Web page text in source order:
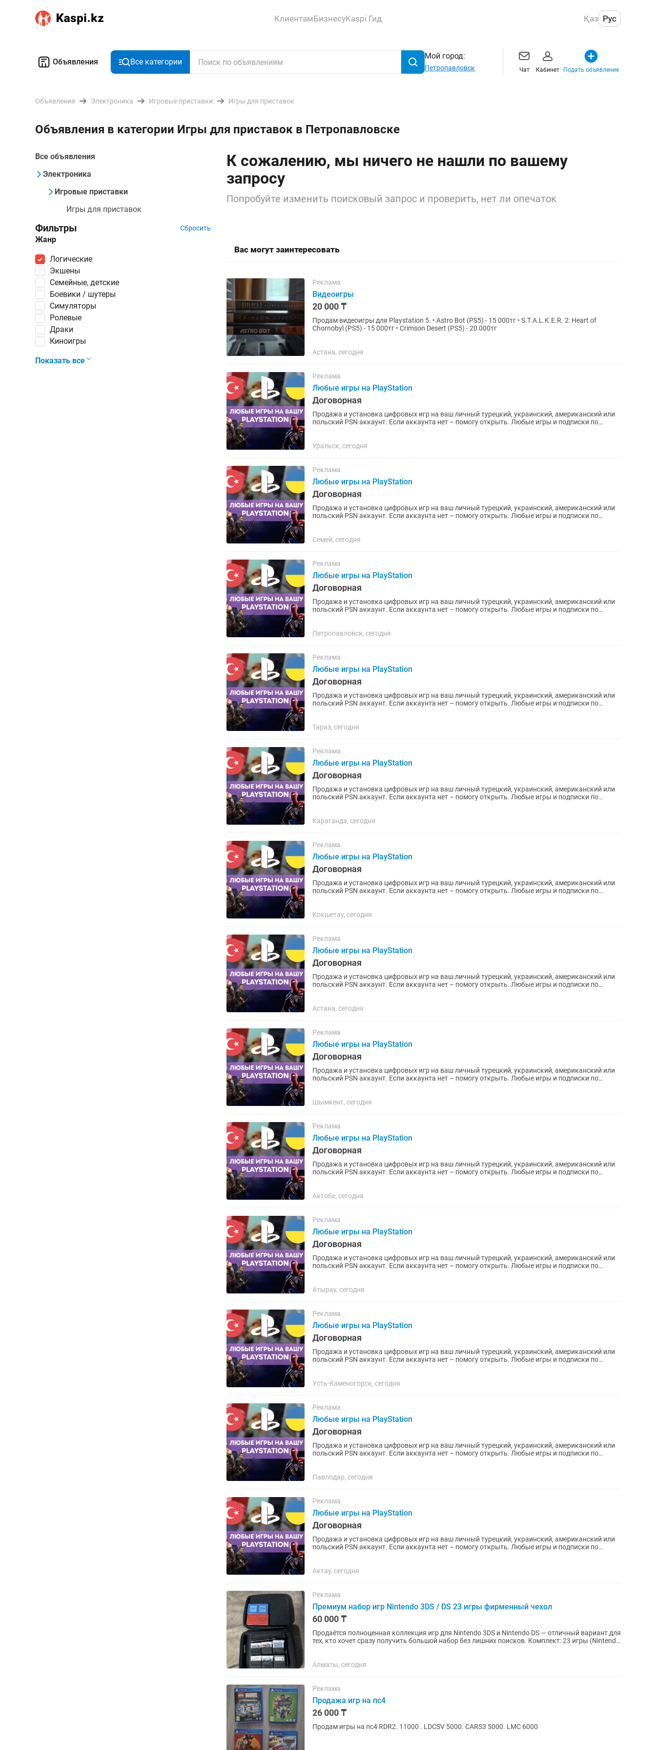
КлиентамБизнесуKaspi Гид Қаз Рус
Объявления Все категории
Мой город:
Петропавловск Чат Кабинет Подать объявление
Объявления Электроника Игровые приставки Игры для приставок
Объявления в категории Игры для приставок в Петропавловске
Все объявления
Электроника
Игровые приставки
Игры для приставок
Фильтры Сбросить
Жанр
логические
экшены
семейные, детские
боевики / шутеры
симуляторы
ролевые
драки
киноигры
Показать все
К сожалению, мы ничего не нашли по вашему
запросу
Попробуйте изменить поисковый запрос и проверить, нет ли опечаток
Вас могут заинтересовать
Реклама
Видеоигры
20 000 ₸
Продам видеоигры для Playstation 5. • Astro Bot (PS5) - 15 000тг • S.T.A.L.K.E.R. 2: Heart of
Chornobyl (PS5) - 15 000тг • Crimson Desert (PS5) - 20 000тг
Астана, сегодня
Реклама
Любые игры на PlayStation
Договорная
Продажа и установка цифровых игр на ваш личный турецкий, украинский, американский или
польский PSN аккаунт. Если аккаунта нет – помогу открыть. Любые игры и подписки по
Уральск, сегодня
Реклама
Любые игры на PlayStation
Договорная
Продажа и установка цифровых игр на ваш личный турецкий, украинский, американский или
польский PSN аккаунт. Если аккаунта нет – помогу открыть. Любые игры и подписки по
Семей, сегодня
Реклама
Любые игры на PlayStation
Договорная
Продажа и установка цифровых игр на ваш личный турецкий, украинский, американский или
польский PSN аккаунт. Если аккаунта нет – помогу открыть. Любые игры и подписки по
Петропавловск, сегодня
Реклама
Любые игры на PlayStation
Договорная
Продажа и установка цифровых игр на ваш личный турецкий, украинский, американский или
польский PSN аккаунт. Если аккаунта нет – помогу открыть. Любые игры и подписки по
Тараз, сегодня
Реклама
Любые игры на PlayStation
Договорная
Продажа и установка цифровых игр на ваш личный турецкий, украинский, американский или
польский PSN аккаунт. Если аккаунта нет – помогу открыть. Любые игры и подписки по
Караганда, сегодня
Реклама
Любые игры на PlayStation
Договорная
Продажа и установка цифровых игр на ваш личный турецкий, украинский, американский или
польский PSN аккаунт. Если аккаунта нет – помогу открыть. Любые игры и подписки по
Кокшетау, сегодня
Реклама
Любые игры на PlayStation
Договорная
Продажа и установка цифровых игр на ваш личный турецкий, украинский, американский или
польский PSN аккаунт. Если аккаунта нет – помогу открыть. Любые игры и подписки по
Астана, сегодня
Реклама
Любые игры на PlayStation
Договорная
Продажа и установка цифровых игр на ваш личный турецкий, украинский, американский или
польский PSN аккаунт. Если аккаунта нет – помогу открыть. Любые игры и подписки по
Шымкент, сегодня
Реклама
Любые игры на PlayStation
Договорная
Продажа и установка цифровых игр на ваш личный турецкий, украинский, американский или
польский PSN аккаунт. Если аккаунта нет – помогу открыть. Любые игры и подписки по
Актобе, сегодня
Реклама
Любые игры на PlayStation
Договорная
Продажа и установка цифровых игр на ваш личный турецкий, украинский, американский или
польский PSN аккаунт. Если аккаунта нет – помогу открыть. Любые игры и подписки по
Атырау, сегодня
Реклама
Любые игры на PlayStation
Договорная
Продажа и установка цифровых игр на ваш личный турецкий, украинский, американский или
польский PSN аккаунт. Если аккаунта нет – помогу открыть. Любые игры и подписки по
Усть-Каменогорск, сегодня
Реклама
Любые игры на PlayStation
Договорная
Продажа и установка цифровых игр на ваш личный турецкий, украинский, американский или
польский PSN аккаунт. Если аккаунта нет – помогу открыть. Любые игры и подписки по
Павлодар, сегодня
Реклама
Любые игры на PlayStation
Договорная
Продажа и установка цифровых игр на ваш личный турецкий, украинский, американский или
польский PSN аккаунт. Если аккаунта нет – помогу открыть. Любые игры и подписки по
Актау, сегодня
Реклама
Премиум набор игр Nintendo 3DS / DS 23 игры фирменный чехол
60 000 ₸
Продаётся полноценная коллекция игр для Nintendo 3DS и Nintendo DS — отличный вариант для
тех, кто хочет сразу получить большой набор без лишних поисков. Комплект: 23 игры (Nintendo
Алматы, сегодня
Реклама
Продажа игр на пс4
26 000 ₸
Продам игры на пс4 RDR2. 11000 . LDCSV 5000. CARS3 5000. LMC 6000